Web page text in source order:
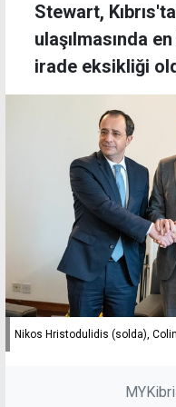
Stewart,
ulaşılmasında
irade eksikliği
Nikos Hristodulidis (solda),